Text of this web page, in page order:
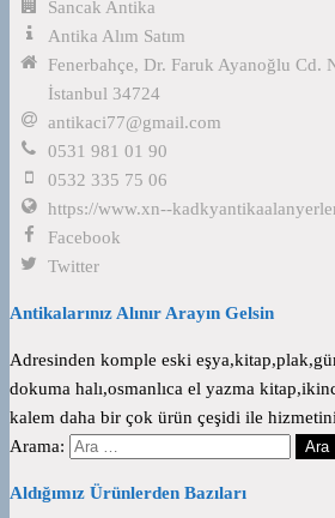
Sancak Antika
Antika Alım Satım
Fenerbahçe, Dr. Faruk Ayanoğlu Cd.
İstanbul 34724
antikaci77@gmail.com
0531 981 01 90
0532 335 75 06
https://www.xn--
Facebook
Twitter
Antikalarınız Alınır Arayın Gelsin
Adresinden komple eski
dokuma halı,osmanlıca el yazma
kalem daha bir çok ürün çeşidi ile
Arama:
Aldığımız Ürünlerden Bazıları